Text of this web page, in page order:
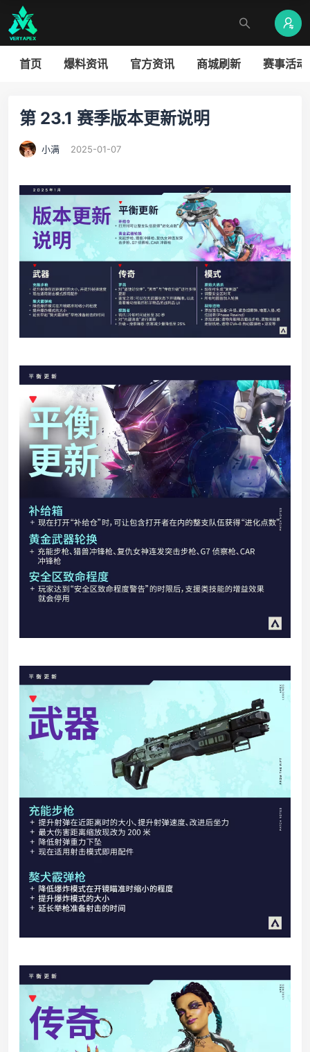
首页 爆料资讯 官方资讯 商城刷新 赛事活动
第 23.1 赛季版本更新说明
小满 2025-01-07